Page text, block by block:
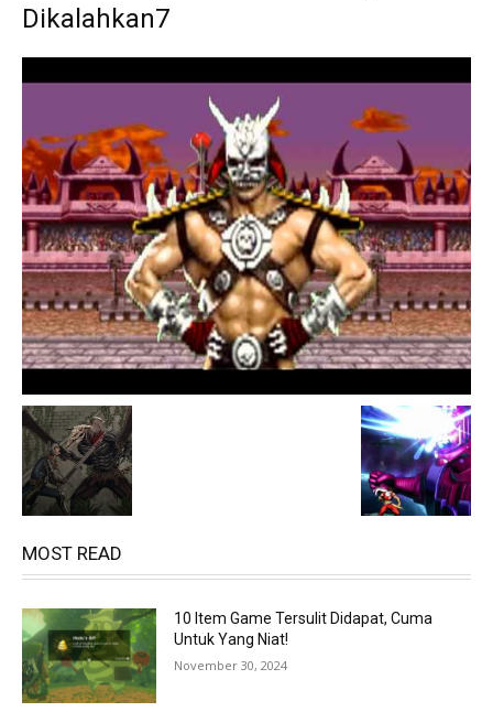
Dikalahkan7
MOST READ
10 Item Game Tersulit Didapat, Cuma
Untuk Yang Niat!
November 30, 2024